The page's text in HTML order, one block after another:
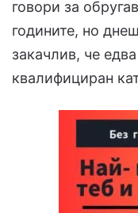
говори за
годините, но
закачлив, че
квалифициран